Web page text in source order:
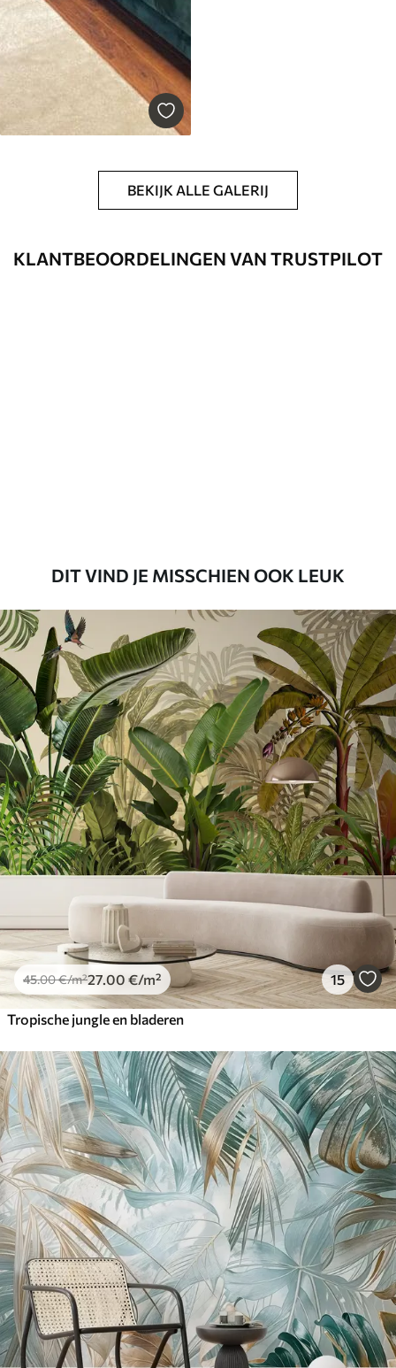
BEKIJK ALLE GALERIJ
KLANTBEOORDELINGEN VAN TRUSTPILOT
DIT VIND JE MISSCHIEN OOK LEUK
45.00€/m²27.00 €/m² 15
Tropische jungle en bladeren